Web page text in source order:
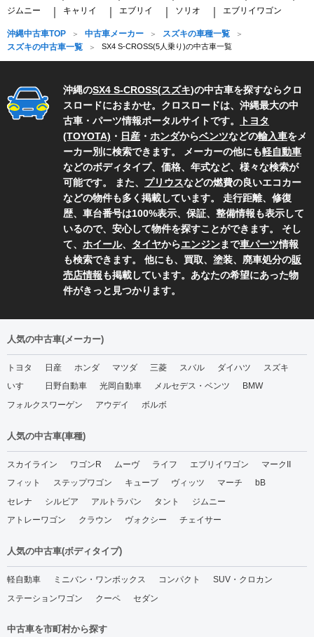
ジムニー キャリイ エブリイ ソリオ エブリイワゴン
沖縄中古車TOP 中古車メーカー
スズキの車種一覧
スズキの中古車一覧
SX4 S-CROSS(5人乗り)の中古車一覧
沖縄のSX4 S-CROSS(スズキ)の中古車を探すならクロ
スロードにおまかせ。クロスロードは、沖縄最大の中
古車・パーツ情報ポータルサイトです。
トヨタ
(TOYOTA) ・ 日産 ・ ホンダからベンツなどの輸入車をメ
ーカー別に検索できます。 メーカーの他にも軽自動車
などのボディタイプ、価格、年式など、様々な検索が
可能です。 また、 プリウスなどの燃費の良いエコカー
などの物件も多く掲載しています。 走行距離、修復
歴、車台番号は100%表示、保証、整備情報も表示して
いるので、安心して物件を探すことができます。 そし
て、 ホイール、 タイヤからエンジンまで車パーツ情報
も検索できます。 他にも、買取、塗装、廃車処分の販
売店情報も掲載しています。あなたの希望にあった物
件がきっと見つかります。
人気の中古車(メーカー)
トヨタ 日産 ホンダ マツダ 三菱 スバル ダイハツ
スズキ
いすゞ
日野自動車 光岡自動車 メルセデス・ベンツ
BMW
フォルクスワーゲン
アウデイ ボルボ
人気の中古車(車種)
スカイライン ワゴンR ムーヴ ライフ エブリイワゴン
マークII
フィット
ステップワゴン キューブ ヴィッツ マーチ
bB
セレナ
シルビア アルトラパン タント
ジムニー
アトレーワゴン
クラウン ヴォクシー チェイサー
人気の中古車(ボディタイプ)
軽自動車 ミニバン・ワンボックス コンパクト
SUV・クロカン
ステーションワゴン
クーペ セダン
中古車を市町村から探す